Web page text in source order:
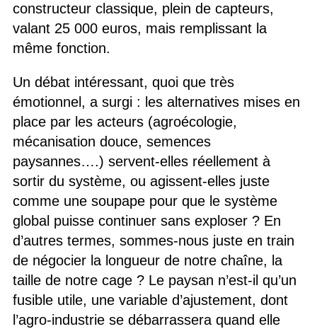
constructeur classique, plein de capteurs,
valant 25 000 euros, mais remplissant la
même fonction.
Un débat intéressant, quoi que très
émotionnel, a surgi : les alternatives mises en
place par les acteurs (agroécologie,
mécanisation douce, semences
paysannes….) servent-elles réellement à
sortir du système, ou agissent-elles juste
comme une soupape pour que le système
global puisse continuer sans exploser ? En
d’autres termes, sommes-nous juste en train
de négocier la longueur de notre chaîne, la
taille de notre cage ? Le paysan n’est-il qu’un
fusible utile, une variable d’ajustement, dont
l’agro-industrie se débarrassera quand elle